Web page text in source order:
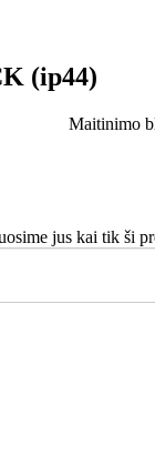
(ip44)
Maitinimo
jus kai tik ši